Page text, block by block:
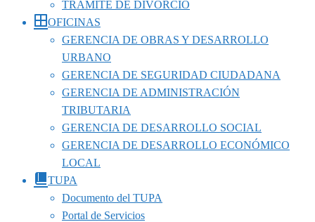
TRÁMITE DE DIVORCIO
OFICINAS
GERENCIA DE OBRAS Y DESARROLLO
URBANO
GERENCIA DE SEGURIDAD CIUDADANA
GERENCIA DE ADMINISTRACIÓN
TRIBUTARIA
GERENCIA DE DESARROLLO SOCIAL
GERENCIA DE DESARROLLO ECONÓMICO
LOCAL
TUPA
Documento del TUPA
Portal de Servicios